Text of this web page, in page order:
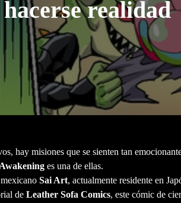
realidad
hay misiones que se sienten tan
es una de ellas.
Sai Art, actualmente residente en
de Leather Sofa Comics, este cómic de